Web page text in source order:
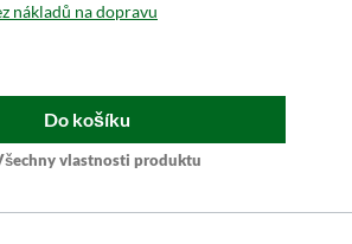
nákladů na dopravu
Do košíku
vlastnosti produktu